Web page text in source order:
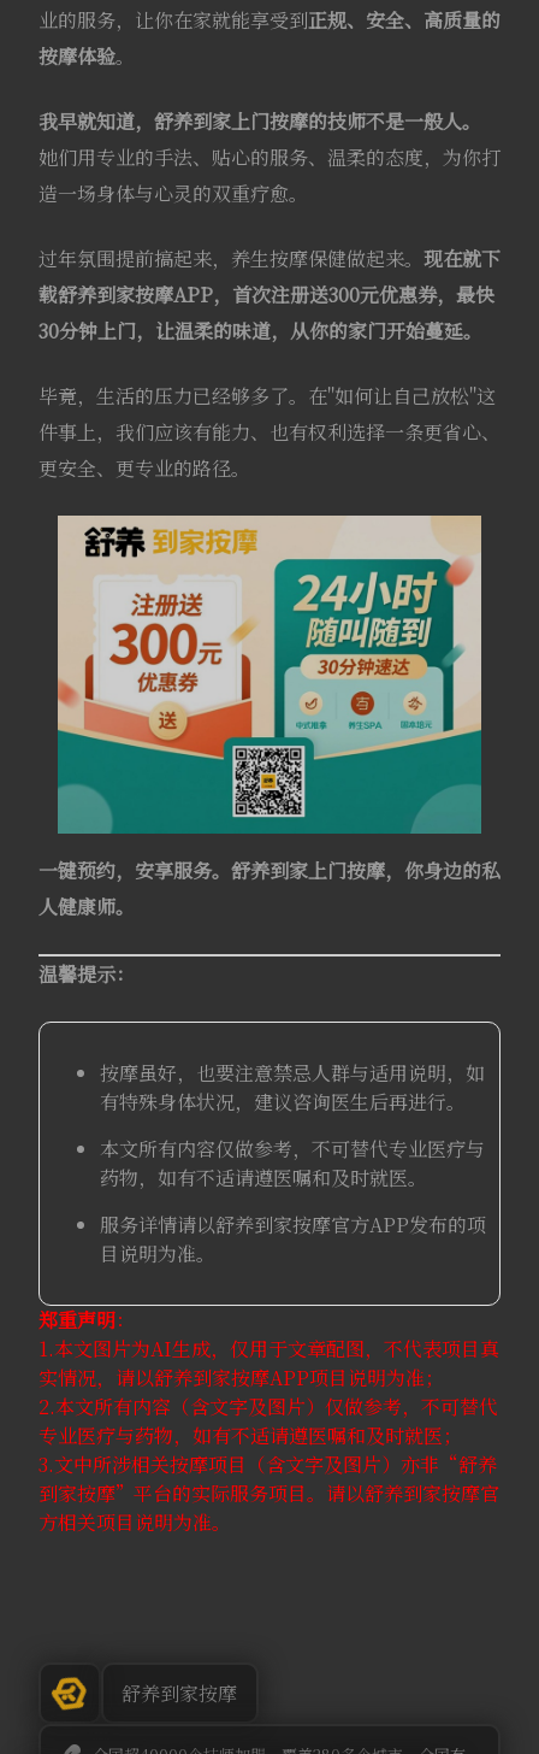
业的服务，让你在家就能享受到正规、安全、高质量的
按摩体验。
我早就知道，舒养到家上门按摩的技师不是一般人。
她们用专业的手法、贴心的服务、温柔的态度，为你打
造一场身体与心灵的双重疗愈。
过年氛围提前搞起来，养生按摩保健做起来。 现在就下
载舒养到家按摩APP，首次注册送300元优惠券，最快
30分钟上门，让温柔的味道，从你的家门开始蔓延。
毕竟，生活的压力已经够多了。在"如何让自己放松"这
件事上，我们应该有能力、也有权利选择一条更省心、
更安全、更专业的路径。
一键预约，安享服务。舒养到家上门按摩，你身边的私
人健康师。
温馨提示：
按摩虽好，也要注意禁忌人群与适用说明，如
有特殊身体状况，建议咨询医生后再进行。
本文所有内容仅做参考，不可替代专业医疗与
药物，如有不适请遵医嘱和及时就医。
服务详情请以舒养到家按摩官方APP发布的项
目说明为准。
郑重声明：
1.本文图片为AI生成，仅用于文章配图，不代表项目真
实情况，请以舒养到家按摩APP项目说明为准；
2.本文所有内容（含文字及图片）仅做参考，不可替代
专业医疗与药物，如有不适请遵医嘱和及时就医；
3.文中所涉相关按摩项目（含文字及图片）亦非“舒养
到家按摩”平台的实际服务项目。请以舒养到家按摩官
方相关项目说明为准。
舒养到家按摩